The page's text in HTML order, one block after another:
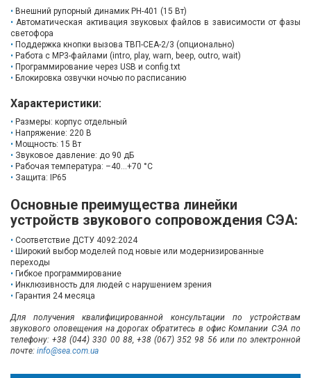
Внешний рупорный динамик PH-401 (15 Вт)
Автоматическая активация звуковых файлов в зависимости от фазы
светофора
Поддержка кнопки вызова ТВП-СЕА-2/3 (опционально)
Работа с MP3-файлами (intro, play, warn, beep, outro, wait)
Программирование через USB и config.txt
Блокировка озвучки ночью по расписанию
Характеристики:
Размеры: корпус отдельный
Напряжение: 220 В
Мощность: 15 Вт
Звуковое давление: до 90 дБ
Рабочая температура: –40…+70 °C
Защита: IP65
Основные преимущества линейки
устройств звукового сопровождения СЭА:
Соответствие ДСТУ 4092:2024
Широкий выбор моделей под новые или модернизированные
переходы
Гибкое программирование
Инклюзивность для людей с нарушением зрения
Гарантия 24 месяца
Для получения квалифицированной консультации по устройствам
звукового оповещения на дорогах обратитесь в офис Компании СЭА по
телефону: +38 (044) 330 00 88, +38 (067) 352 98 56 или по электронной
почте: info@sea.com.ua